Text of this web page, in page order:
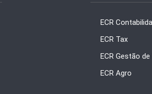
ECR
ECR Tax
ECR Gestão
ECR Agro